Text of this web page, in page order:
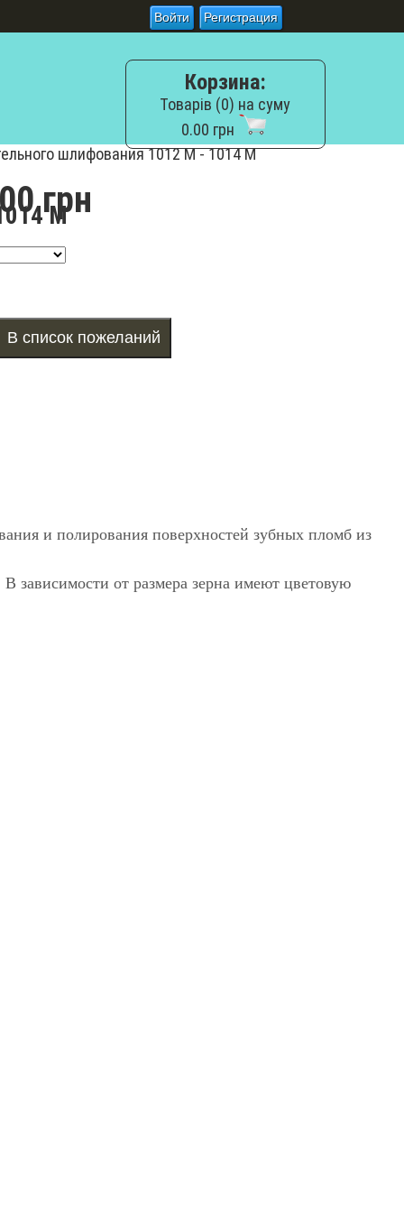
Войти Регистрация
Корзина:
Товарів (0) на суму
0.00 грн
шлифования 1012 М - 1014 М
М
грн
и полирования поверхностей зубных пломб из
зависимости от размера зерна имеют цветовую